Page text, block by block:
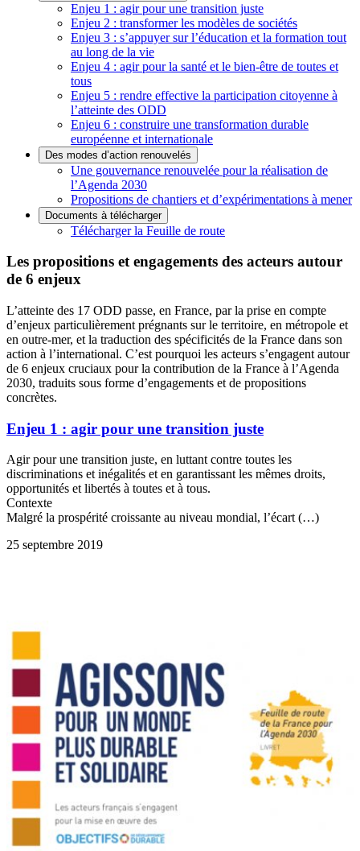
Enjeu 1 : agir pour une transition juste
Enjeu 2 : transformer les modèles de sociétés
Enjeu 3 : s’appuyer sur l’éducation et la formation tout
au long de la vie
Enjeu 4 : agir pour la santé et le bien-être de toutes et
tous
Enjeu 5 : rendre effective la participation citoyenne à
l’atteinte des ODD
Enjeu 6 : construire une transformation durable
européenne et internationale
Des modes d’action renouvelés
Une gouvernance renouvelée pour la réalisation de
l’Agenda 2030
Propositions de chantiers et d’expérimentations à mener
Documents à télécharger
Télécharger la Feuille de route
Les propositions et engagements des acteurs autour
de 6 enjeux
L’atteinte des 17 ODD passe, en France, par la prise en compte
d’enjeux particulièrement prégnants sur le territoire, en métropole et
en outre-mer, et la traduction des spécificités de la France dans son
action à l’international. C’est pourquoi les acteurs s’engagent autour
de 6 enjeux cruciaux pour la contribution de la France à l’Agenda
2030, traduits sous forme d’engagements et de propositions
concrètes.
Enjeu 1 : agir pour une transition juste
Agir pour une transition juste, en luttant contre toutes les
discriminations et inégalités et en garantissant les mêmes droits,
opportunités et libertés à toutes et à tous.
Contexte
Malgré la prospérité croissante au niveau mondial, l’écart (…)
25 septembre 2019